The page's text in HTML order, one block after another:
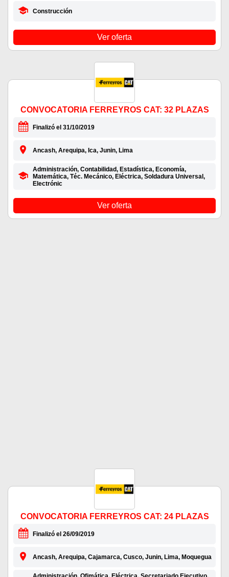
Construcción
Ver oferta
CONVOCATORIA FERREYROS CAT: 32 PLAZAS
Finalizó el 31/10/2019
Ancash, Arequipa, Ica, Junin, Lima
Administración, Contabilidad, Estadística, Economía,
Matemática, Téc. Mecánico, Eléctrica, Soldadura Universal,
Electrónic
Ver oferta
CONVOCATORIA FERREYROS CAT: 24 PLAZAS
Finalizó el 26/09/2019
Ancash, Arequipa, Cajamarca, Cusco, Junin, Lima, Moquegua